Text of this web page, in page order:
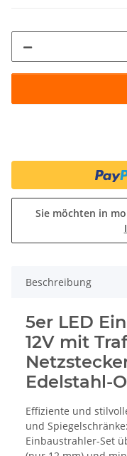
Sie möchten in
Beschreibung
5er LED
12V mit
Edelstahl-
Effiziente und
und
Einbaustrahler-Set